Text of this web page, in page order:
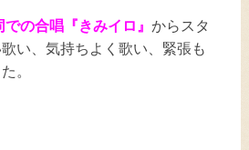
の合唱『きみイロ』 からスタ
い、気持ちよく歌い、緊張も
。